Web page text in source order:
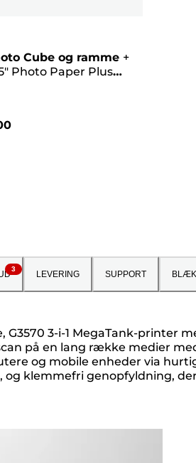
Cube og ramme +
Photo Paper Plus
3
LEVERING SUPPORT BLÆK
3-i-1 MegaTank-printer
på en lang række medier
og mobile enheder via
klemmefri genopfyldning,